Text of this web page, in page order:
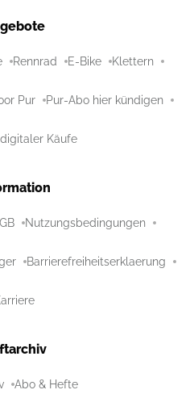
Rennrad E-Bike Klettern
Pur Pur-Abo hier kündigen
Käufe
Nutzungsbedingungen
Barrierefreiheitserklaerung
Abo & Hefte